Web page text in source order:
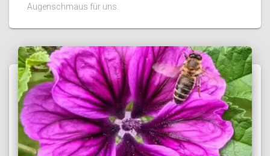
Augenschmaus für uns.